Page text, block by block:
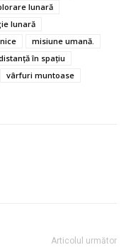
lunară
lunară
misiune umană.
în spațiu
vârfuri muntoase
Articolul următor